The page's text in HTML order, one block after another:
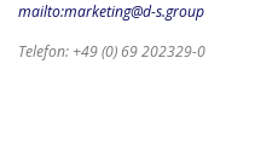
mailto:marketing@d-s.group
Telefon: +49 (0) 69 202329-0